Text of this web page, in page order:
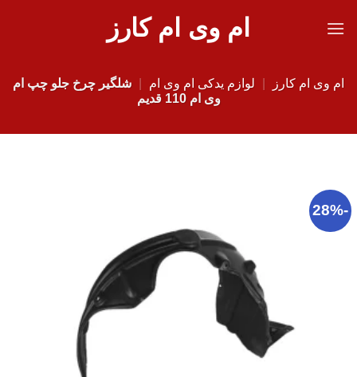
ام وی ام کارز
ام وی ام کارز لوازم یدکی ام وی ام
شلگیر چرخ جلو چپ ام
وی ام 110 قدیم
-28%